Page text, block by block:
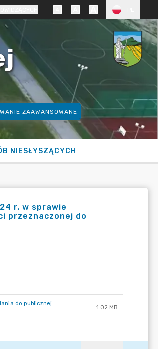
ZAAWANSOWANE
NIESŁYSZĄCYCH
r. w sprawie
przeznaczonej do
do publicznej
1.02 MB